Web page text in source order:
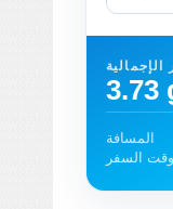
3.73
المسافة
وقت السفر